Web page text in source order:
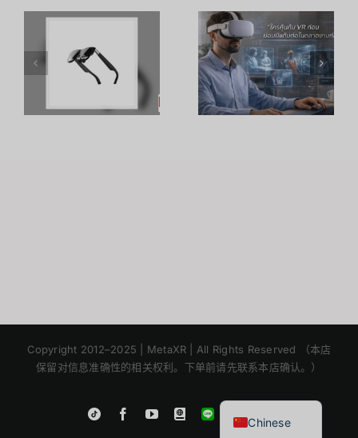
Metaverse:
โอกาสทองที่
คุณเตรียมตัว
เพิ่ม
ประสิทธิภาพ
การเรียนรู้
ของพนักงาน
ด้วย
Copyright 2012–2025 | MetaXR | All Rights Reserved （本店
保留对信息准确性的相关权利。下单前请先联系本店确认。）
Tiktok FacebookYouTubeBlogger
LINE
Chinese
English
Korean